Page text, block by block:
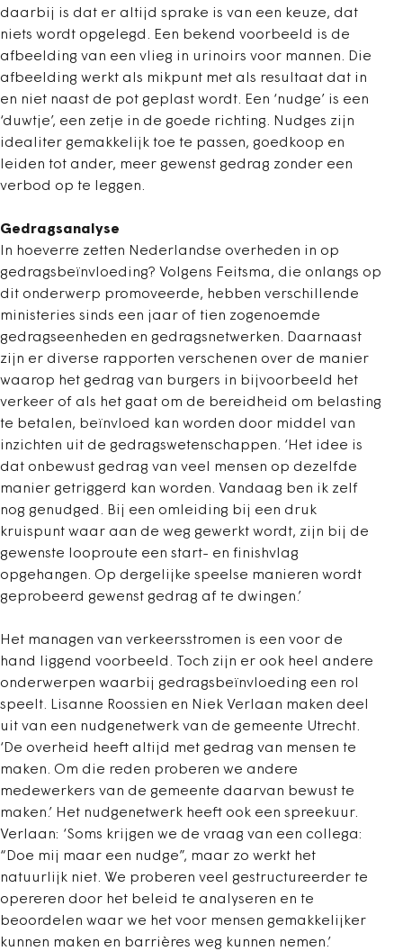
daarbij is dat er altijd sprake is van een keuze, dat
niets wordt opgelegd. Een bekend voorbeeld is de
afbeelding van een vlieg in urinoirs voor mannen. Die
afbeelding werkt als mikpunt met als resultaat dat in
en niet naast de pot geplast wordt. Een ‘nudge’ is een
‘duwtje’, een zetje in de goede richting. Nudges zijn
idealiter gemakkelijk toe te passen, goedkoop en
leiden tot ander, meer gewenst gedrag zonder een
verbod op te leggen.
Gedragsanalyse
In hoeverre zetten Nederlandse overheden in op
gedragsbeïnvloeding? Volgens Feitsma, die onlangs op
dit onderwerp promoveerde, hebben verschillende
ministeries sinds een jaar of tien zogenoemde
gedragseenheden en gedragsnetwerken. Daarnaast
zijn er diverse rapporten verschenen over de manier
waarop het gedrag van burgers in bijvoorbeeld het
verkeer of als het gaat om de bereidheid om belasting
te betalen, beïnvloed kan worden door middel van
inzichten uit de gedragswetenschappen. ‘Het idee is
dat onbewust gedrag van veel mensen op dezelfde
manier getriggerd kan worden. Vandaag ben ik zelf
nog genudged. Bij een omleiding bij een druk
kruispunt waar aan de weg gewerkt wordt, zijn bij de
gewenste looproute een start- en finishvlag
opgehangen. Op dergelijke speelse manieren wordt
geprobeerd gewenst gedrag af te dwingen.’
Het managen van verkeersstromen is een voor de
hand liggend voorbeeld. Toch zijn er ook heel andere
onderwerpen waarbij gedragsbeïnvloeding een rol
speelt. Lisanne Roossien en Niek Verlaan maken deel
uit van een nudgenetwerk van de gemeente Utrecht.
‘De overheid heeft altijd met gedrag van mensen te
maken. Om die reden proberen we andere
medewerkers van de gemeente daarvan bewust te
maken.’ Het nudgenetwerk heeft ook een spreekuur.
Verlaan: ‘Soms krijgen we de vraag van een collega:
“Doe mij maar een nudge”, maar zo werkt het
natuurlijk niet. We proberen veel gestructureerder te
opereren door het beleid te analyseren en te
beoordelen waar we het voor mensen gemakkelijker
kunnen maken en barrières weg kunnen nemen.’